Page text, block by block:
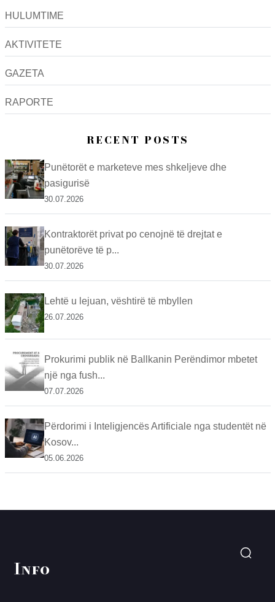
HULUMTIME
AKTIVITETE
GAZETA
RAPORTE
RECENT POSTS
Punëtorët e marketeve mes shkeljeve dhe
pasigurisë
30.07.2026
Kontraktorët privat po cenojnë të drejtat e
punëtorëve të p...
30.07.2026
Lehtë u lejuan, vështirë të mbyllen
26.07.2026
Prokurimi publik në Ballkanin Perëndimor mbetet
një nga fush...
07.07.2026
Përdorimi i Inteligjencës Artificiale nga studentët në
Kosov...
05.06.2026
Info